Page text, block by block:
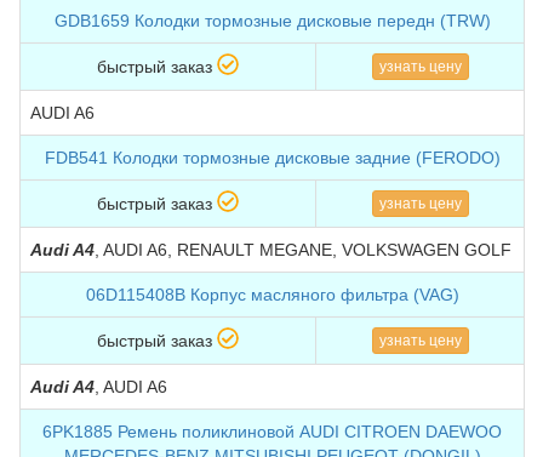
GDB1659 Колодки тормозные дисковые передн (TRW)
быстрый заказ узнать цену
AUDI A6
FDB541 Колодки тормозные дисковые задние (FERODO)
быстрый заказ узнать цену
Audi A4 , AUDI A6, RENAULT MEGANE, VOLKSWAGEN GOLF
06D115408B Корпус масляного фильтра (VAG)
быстрый заказ узнать цену
Audi A4 , AUDI A6
6PK1885 Ремень поликлиновой AUDI CITROEN DAEWOO